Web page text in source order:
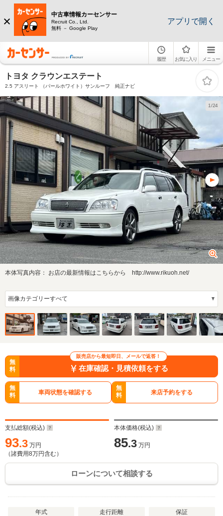
中古車情報カーセンサー
Recruit Co., Ltd.
無料 － Google Play
アプリで開く
履歴 お気に入り メニュー
トヨタ クラウンエステート
2.5 アスリート （パールホワイト）サンルーフ 純正ナビ
1/24
本体写真内容： お店の最新情報はこちらから http://www.rikuoh.net/
販売店から最短即日、メールで返答！
無
料
在庫確認・見積依頼をする
無
料
車両状態を確認する
無
料
来店予約をする
支払総額(税込)
93.3 万円
（諸費用8万円含む）
本体価格(税込)
85.3 万円
ローンについて相談する
年式 走行距離
保証